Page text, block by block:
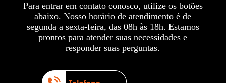
Para entrar em contato conosco, utilize os botões
abaixo. Nosso horário de atendimento é de
segunda a sexta-feira, das 08h às 18h. Estamos
prontos para atender suas necessidades e
responder suas perguntas.